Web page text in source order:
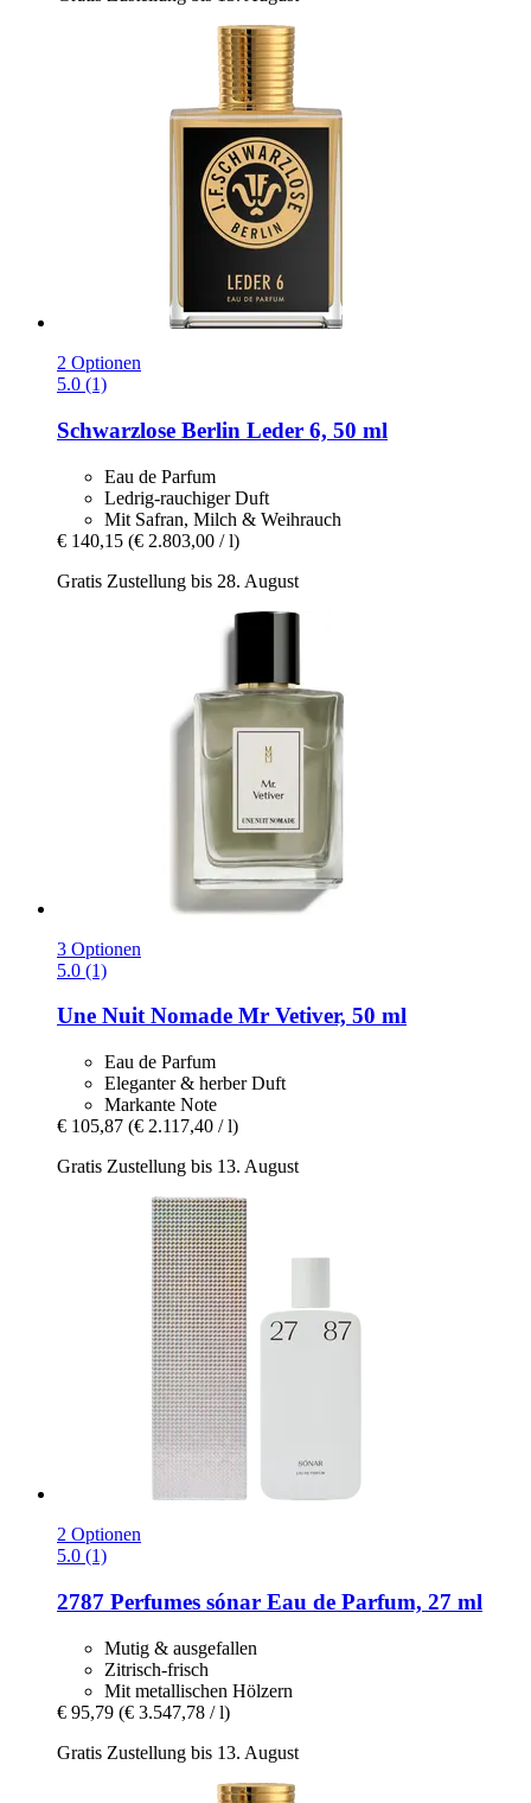
2 Optionen
5.0 (1)
Schwarzlose Berlin Leder 6, 50 ml
Eau de Parfum
Ledrig-rauchiger Duft
Mit Safran, Milch & Weihrauch
€ 140,15 (€ 2.803,00 / l)
Gratis Zustellung bis 28. August
3 Optionen
5.0 (1)
Une Nuit Nomade Mr Vetiver, 50 ml
Eau de Parfum
Eleganter & herber Duft
Markante Note
€ 105,87 (€ 2.117,40 / l)
Gratis Zustellung bis 13. August
2 Optionen
5.0 (1)
2787 Perfumes sónar Eau de Parfum, 27 ml
Mutig & ausgefallen
Zitrisch-frisch
Mit metallischen Hölzern
€ 95,79 (€ 3.547,78 / l)
Gratis Zustellung bis 13. August